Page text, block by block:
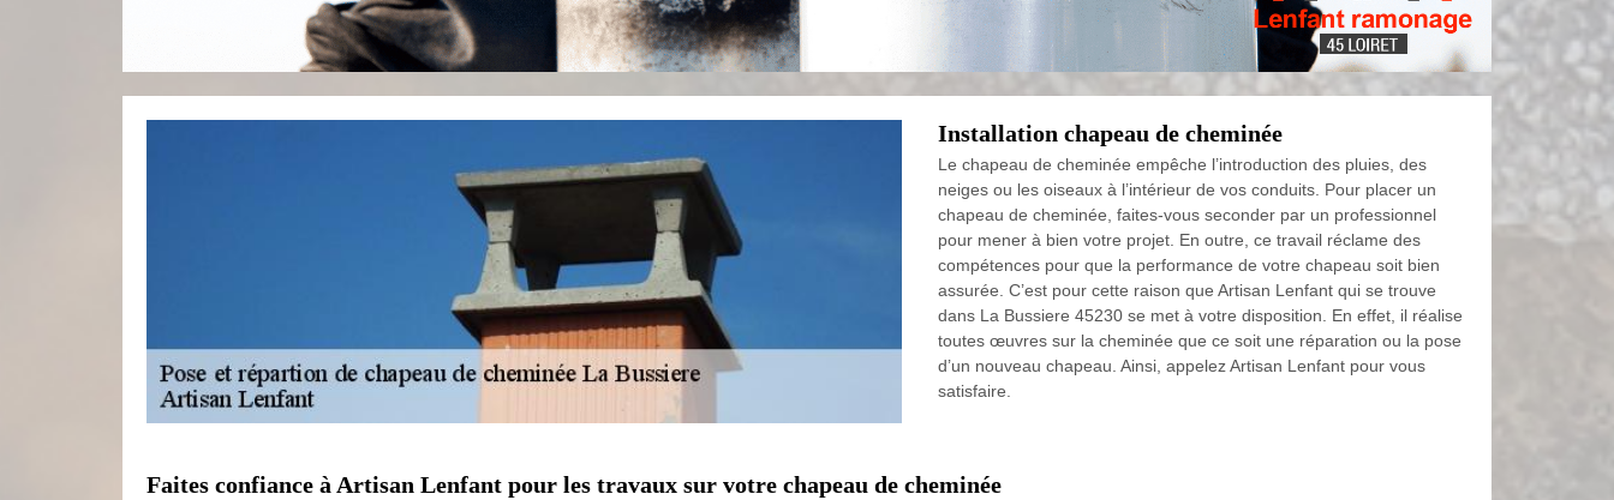
Installation chapeau de cheminée
Le chapeau de cheminée empêche l’introduction des pluies, des
neiges ou les oiseaux à l’intérieur de vos conduits. Pour placer un
chapeau de cheminée, faites-vous seconder par un professionnel
pour mener à bien votre projet. En outre, ce travail réclame des
compétences pour que la performance de votre chapeau soit bien
assurée. C’est pour cette raison que Artisan Lenfant qui se trouve
dans La Bussiere 45230 se met à votre disposition. En effet, il réalise
toutes œuvres sur la cheminée que ce soit une réparation ou la pose
d’un nouveau chapeau. Ainsi, appelez Artisan Lenfant pour vous
satisfaire.
Faites confiance à Artisan Lenfant pour les travaux sur votre chapeau de cheminée